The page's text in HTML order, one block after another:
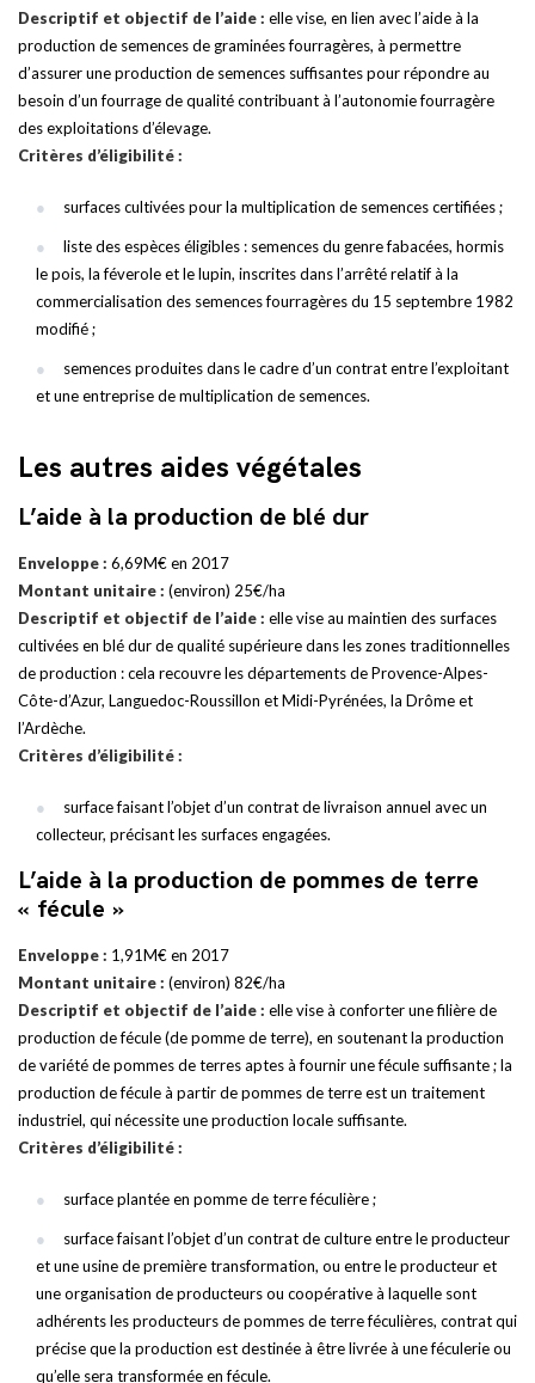
Descriptif et objectif de l’aide : elle vise, en lien avec l’aide à la
production de semences de graminées fourragères, à permettre
d’assurer une production de semences suffisantes pour répondre au
besoin d’un fourrage de qualité contribuant à l’autonomie fourragère
des exploitations d’élevage.
Critères d’éligibilité :
surfaces cultivées pour la multiplication de semences certifiées ;
liste des espèces éligibles : semences du genre fabacées, hormis
le pois, la féverole et le lupin, inscrites dans l’arrêté relatif à la
commercialisation des semences fourragères du 15 septembre 1982
modifié ;
semences produites dans le cadre d’un contrat entre l’exploitant
et une entreprise de multiplication de semences.
Les autres aides végétales
L’aide à la production de blé dur
Enveloppe : 6,69M€ en 2017
Montant unitaire : (environ) 25€/ha
Descriptif et objectif de l’aide : elle vise au maintien des surfaces
cultivées en blé dur de qualité supérieure dans les zones traditionnelles
de production : cela recouvre les départements de Provence-Alpes-
Côte-d’Azur, Languedoc-Roussillon et Midi-Pyrénées, la Drôme et
l’Ardèche.
Critères d’éligibilité :
surface faisant l’objet d’un contrat de livraison annuel avec un
collecteur, précisant les surfaces engagées.
L’aide à la production de pommes de terre
« fécule »
Enveloppe : 1,91M€ en 2017
Montant unitaire : (environ) 82€/ha
Descriptif et objectif de l’aide : elle vise à conforter une filière de
production de fécule (de pomme de terre), en soutenant la production
de variété de pommes de terres aptes à fournir une fécule suffisante ; la
production de fécule à partir de pommes de terre est un traitement
industriel, qui nécessite une production locale suffisante.
Critères d’éligibilité :
surface plantée en pomme de terre féculière ;
surface faisant l’objet d’un contrat de culture entre le producteur
et une usine de première transformation, ou entre le producteur et
une organisation de producteurs ou coopérative à laquelle sont
adhérents les producteurs de pommes de terre féculières, contrat qui
précise que la production est destinée à être livrée à une féculerie ou
qu’elle sera transformée en fécule.